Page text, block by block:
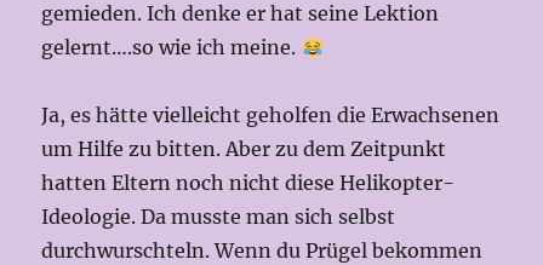
gemieden. Ich denke er hat seine Lektion
gelernt….so wie ich meine.
Ja, es hätte vielleicht geholfen die Erwachsenen
um Hilfe zu bitten. Aber zu dem Zeitpunkt
hatten Eltern noch nicht diese Helikopter-
Ideologie. Da musste man sich selbst
durchwurschteln. Wenn du Prügel bekommen